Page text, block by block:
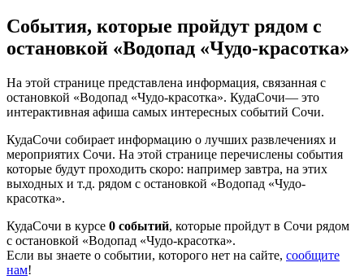
События, которые пройдут рядом с
остановкой «Водопад «Чудо-красотка»
На этой странице представлена информация, связанная с
остановкой «Водопад «Чудо-красотка». КудаСочи— это
интерактивная афиша самых интересных событий Сочи.
КудаСочи собирает информацию о лучших развлечениях и
мероприятих Сочи. На этой странице перечислены события
которые будут проходить скоро: например завтра, на этих
выходных и т.д. рядом с остановкой «Водопад «Чудо-
красотка».
КудаСочи в курсе 0 событий, которые пройдут в Сочи рядом
с остановкой «Водопад «Чудо-красотка».
Если вы знаете о событии, которого нет на сайте, сообщите
нам!